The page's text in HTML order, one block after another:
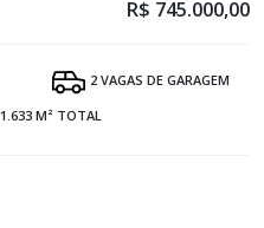
R$ 745.000,00
2 VAGAS DE GARAGEM
1.633 M² TOTAL